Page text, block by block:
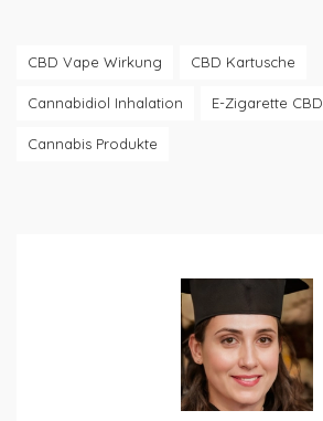
CBD Vape Wirkung CBD Kartusche
Cannabidiol Inhalation E-Zigarette CBD
Cannabis Produkte